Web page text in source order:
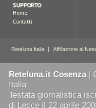
Reteluna.it Cosenza|
Italia
Testata giornalistica
di Lecce il 22 aprile